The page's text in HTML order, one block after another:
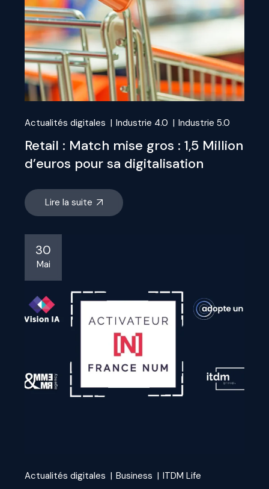
Actualités digitales Industrie 4.0 Industrie 5.0
Retail : Match mise gros : 1,5 Million
d’euros pour sa digitalisation
Lire la suite
30
Mai
Actualités digitales Business ITDM Life